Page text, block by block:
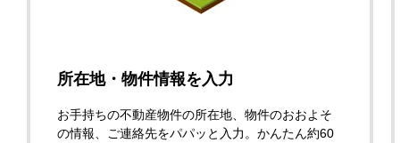
所在地・物件情報を入力
お手持ちの不動産物件の所在地、物件のおおよそ
の情報、ご連絡先をパパッと入力。かんたん約60